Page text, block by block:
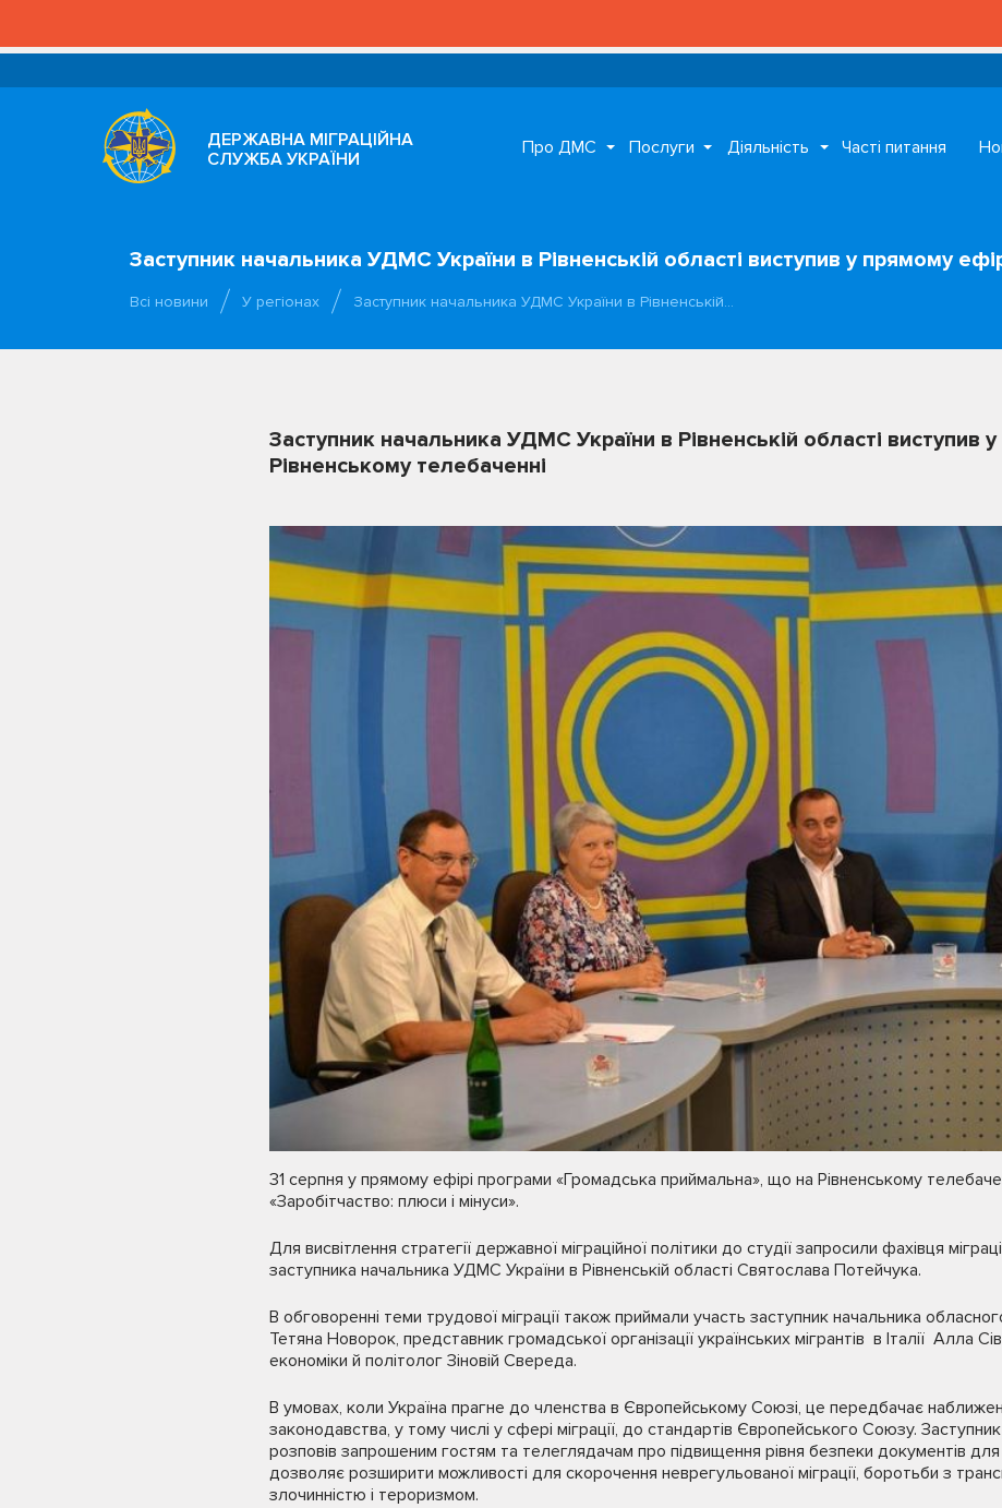
ДЕРЖАВНА МІГРАЦІЙНА
СЛУЖБА УКРАЇНИ
Про ДМС Послуги Діяльність Часті питання
Заступник начальника УДМС України в Рівненській області виступив у прямому
Всі новини У регіонах Заступник начальника УДМС України в Рівненській…
Заступник начальника УДМС України в Рівненській області виступив
Рівненському телебаченні
31 серпня у прямому ефірі програми «Громадська приймальна», що на Рівненському
«Заробітчаство: плюси і мінуси».
Для висвітлення стратегії державної міграційної політики до студії запросили фахівця
заступника начальника УДМС України в Рівненській області Святослава Потейчука.
В обговоренні теми трудової міграції також приймали участь заступник начальника
Тетяна Новорок, представник громадської організації українських мігрантів в Італії Алла
економіки й політолог Зіновій Свереда.
В умовах, коли Україна прагне до членства в Європейському Союзі, це передбачає
законодавства, у тому числі у сфері міграції, до стандартів Європейського Союзу. Заступник
розповів запрошеним гостям та телеглядачам про підвищення рівня безпеки документів
дозволяє розширити можливості для скорочення неврегульованої міграції, боротьби з
злочинністю і тероризмом.